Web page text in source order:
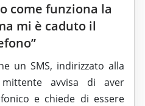
come funziona la
mi è caduto il
un SMS, indirizzato alla
avvisa di aver
e chiede di essere